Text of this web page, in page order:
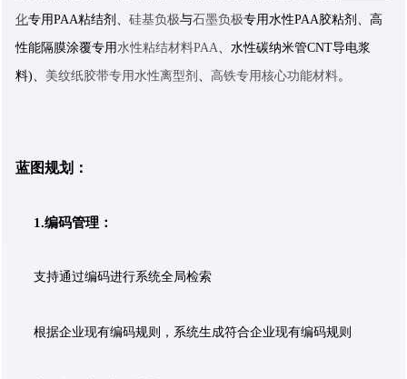
化专用PAA粘结剂、 硅基负极与石墨负极专用水性PAA胶粘剂、高
性能隔膜涂覆专用 水性粘结材料PAA 、水性碳纳米管CNT导电浆
料)、 美纹纸胶带专用水性离型剂 高铁专用核心功能材料。
蓝图规划：
1.编码管理：
支持通过编码进行系统全局检索
根据企业现有编码规则，系统生成符合企业现有编码规则